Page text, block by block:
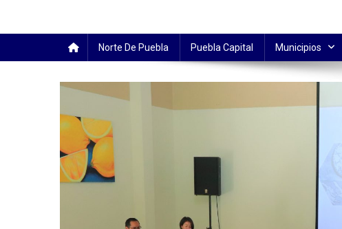
Norte De Puebla Puebla Capital Municipios